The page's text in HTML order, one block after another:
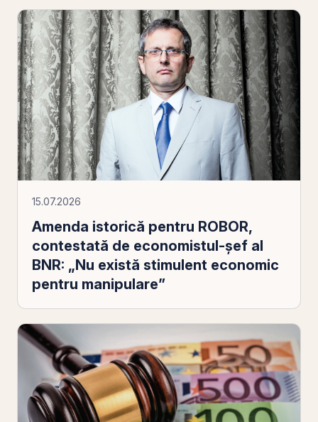
15.07.2026
Amenda istorică pentru ROBOR,
contestată de economistul-șef al
BNR: „Nu există stimulent economic
pentru manipulare”